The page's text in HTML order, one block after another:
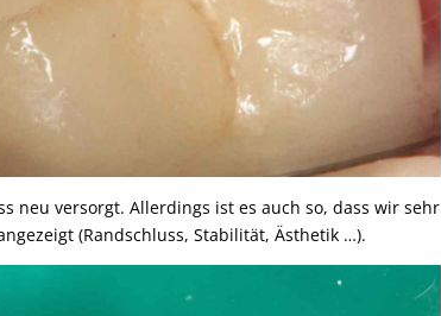
neu versorgt. Allerdings ist es auch so, dass wir sehr
(Randschluss, Stabilität, Ästhetik …).